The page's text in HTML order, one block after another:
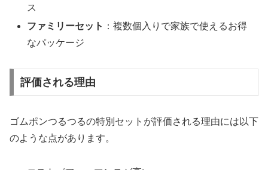
ス
ファミリーセット ：複数個入りで家族で使えるお得
なパッケージ
評価される理由
ゴムポンつるつるの特別セットが評価される理由には以下
のような点があります。